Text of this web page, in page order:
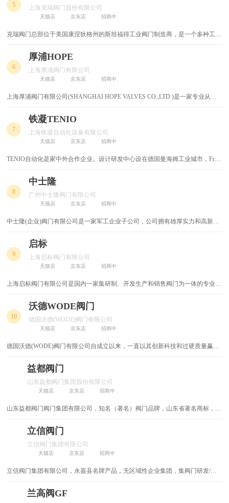
高压电器
防雷器 龙骨钳
不锈钢置物架
不锈钢铆钉
鱼嘴钳
高压气泵
母线 马桶喷枪
六角阀
面板插座 减压阀
冷热混水阀
可视门铃
阻尼铰链 阻尼滑轨
墙壁开关
防盗门密封条
声控开关 防水盒
防水插头
5
上海克瑞阀门股份有限公司
天猫店 京东店 招商中
克瑞阀门总部位于美国康涅狄格州的斯坦福得工业阀门制造商，是一个多种工业
立于1855年。克瑞集团公司拥有的9000名员工分布于北美、欧洲、亚洲和澳大利
亚。历经半个世纪的发展，克瑞流体由一家专注于精密机械零部件加工的小型企
业，成长为一个国际化的流体控制领域的知名品牌，在欧洲及美洲都有生产基地
工业大国都设有直属的分支机构和销售服务网络，为能源化工、电子环保、医药
6
厚浦HOPE
上海厚浦阀门有限公司
天猫店 京东店 招商中
上海厚浦阀门有限公司(SHANGHAI HOPE VALVES CO.,LTD.)是一家专业从事
司专注于高端技术阀门的研发制造，并长期与欧美及亚太知名流体控制企业进行
交流与合作，大力推进产品全方位的提高与品牌不断的提升。
7
铁凝TENIO
上海铁凝自动化设备有限公司
天猫店 京东店 招商中
TENIO自动化是家中外合作企业。设计研发中心设在德国曼海姆工业城市，Fritz
程师负责生产管理;原上海铁凝公司负责销售。
8
中士隆
广州中士隆阀门有限公司
天猫店 京东店 招商中
中士隆(企业)阀门有限公司是一家军工企业子公司，公司拥有雄厚实力和高新技
工及专用设备，并配有现代化全性能测试装置，X射线、磁粉、超声波、着色等
先进探伤设备和理化、机械性能、测厚仪、硬度、光谱、金相以及超高压阀门性
能试验、阀门寿命试验等系列检测手段。
9
启标
上海启标阀门有限公司
天猫店 京东店 招商中
上海启标阀门有限公司是国内一家集研制、开发生产和销售阀门为一体的专业厂
领企业航标，视质量为生命，视服务为血脉”的经营方针，创建成为具有技术含
量高、市场需求广及品牌效应的高尖端产品。
10
沃德WODE阀门
德国沃德(WODE)阀门有限公司
天猫店 京东店 招商中
德国沃德(WODE)阀门有限公司自成立以来，一直以其创新科技和过硬质量赢得
可为世界各地的客户根据实际需要量身定做高新技术产品。产品包括：调节阀、
况管路环境的选型使用。
益都阀门
山东益都阀门集团股份有限公司
天猫店 京东店 招商中
山东益都阀门阀门集团有限公司，知名（著名）阀门品牌，山东省著名商标，省
位，全国阀门标委会委员单位，专业生产国内外标准的各种材质阀门产品
立信阀门
立信阀门集团有限公司
天猫店 京东店 招商中
立信阀门集团有限公司，永嘉县名牌产品，无区域性企业集团，集阀门研发/生
兰高阀GF